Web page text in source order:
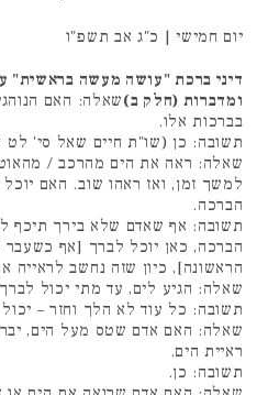
יום חמישי | כ"ג אב תשפ"ו
דיני ברכת "עושה מעשה בראשית"
ומדברות (חלק ב)שאלה: האם
בברכות אלו.
תשובה: כן (שו"ת חיים שאל סי' לט
שאלה: ראה את הים מהרכב /
למשך זמן, ואז ראהו שוב. האם
הברכה.
תשובה: אף שאדם שלא בירך תיכף
הברכה, כאן יוכל לברך [אף כשעבר
הראשונה], כיון שזה נחשב לראייה
שאלה: הגיע לים, עד מתי יכול
תשובה: כל עוד לא הלך וחזר –
שאלה: האם אדם שטס מעל הים,
ראיית הים.
תשובה: כן.